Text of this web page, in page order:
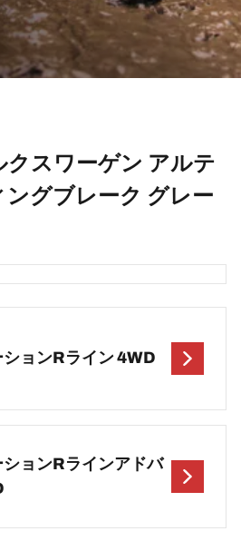
スワーゲン アルテ
グブレーク グレー
ョンRライン 4WD
ョンRラインアドバ